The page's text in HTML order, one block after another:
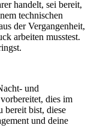
handelt, sei bereit,
technischen
der Vergangenheit,
arbeiten musstest.
und
dies im
bereit bist, diese
und deine